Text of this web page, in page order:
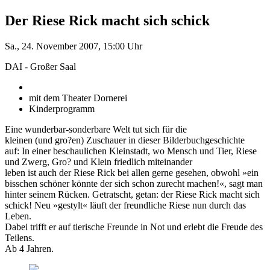
Der Riese Rick macht sich schick
Sa., 24. November 2007, 15:00 Uhr
DAI - Großer Saal
mit dem Theater Dornerei
Kinderprogramm
Eine wunderbar-sonderbare Welt tut sich für die
kleinen (und gro?en) Zuschauer in dieser Bilderbuchgeschichte
auf: In einer beschaulichen Kleinstadt, wo Mensch und Tier, Riese
und Zwerg, Gro? und Klein friedlich miteinander
leben ist auch der Riese Rick bei allen gerne gesehen, obwohl »ein
bisschen schöner könnte der sich schon zurecht machen!«, sagt man
hinter seinem Rücken. Getratscht, getan: der Riese Rick macht sich
schick! Neu »gestylt« läuft der freundliche Riese nun durch das
Leben.
Dabei trifft er auf tierische Freunde in Not und erlebt die Freude des
Teilens.
Ab 4 Jahren.